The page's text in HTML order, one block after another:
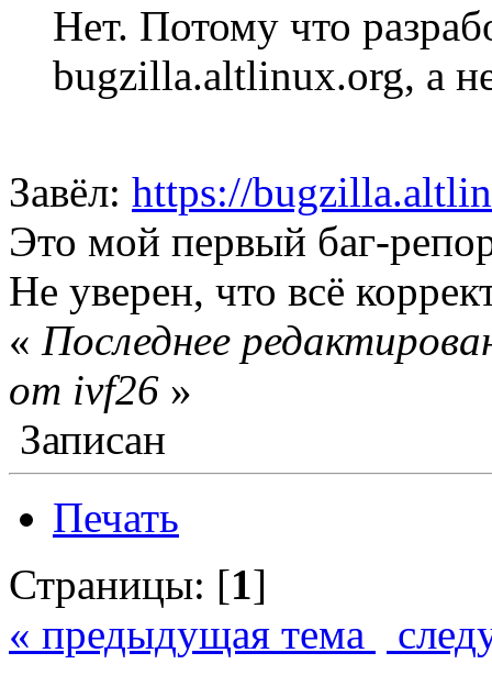
Нет. Потому что
bugzilla.altlinux.org, а
Завёл: https://
Это мой первый баг-
Не уверен, что всё
« Последнее
от ivf26 »
Записан
Печать
Страницы: [1]
« предыдущая тема